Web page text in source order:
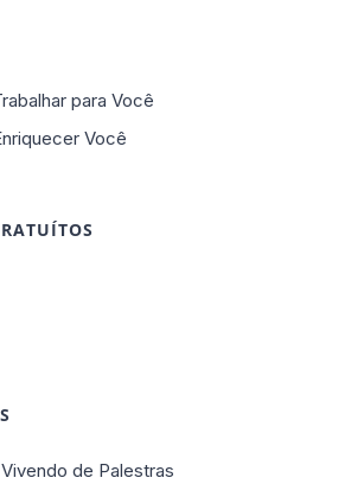
para Você
Você
de Palestras